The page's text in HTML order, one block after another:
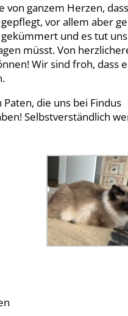
von ganzem Herzen,
vor allem aber
und es tut
müsst. Von
Wir sind froh, dass
die uns bei Findus
Selbstverständlich